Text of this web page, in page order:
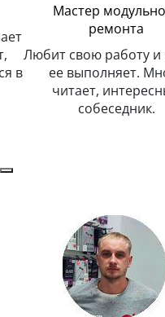
в
Мастер
ремонта
Любит свою работу и
ее выполняет.
читает,
собеседник.